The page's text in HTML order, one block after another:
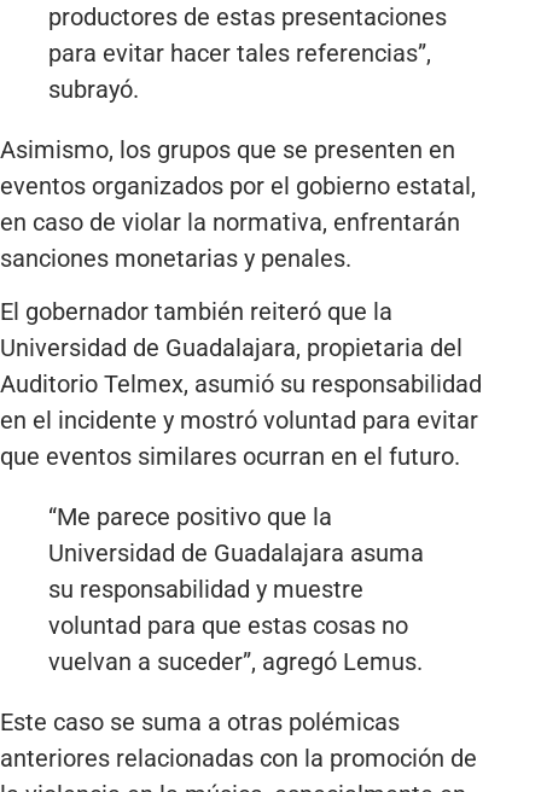
productores de estas presentaciones
para evitar hacer tales referencias”,
subrayó.
Asimismo, los grupos que se presenten en
eventos organizados por el gobierno estatal,
en caso de violar la normativa, enfrentarán
sanciones monetarias y penales.
El gobernador también reiteró que la
Universidad de Guadalajara, propietaria del
Auditorio Telmex, asumió su responsabilidad
en el incidente y mostró voluntad para evitar
que eventos similares ocurran en el futuro.
“Me parece positivo que la
Universidad de Guadalajara asuma
su responsabilidad y muestre
voluntad para que estas cosas no
vuelvan a suceder”, agregó Lemus.
Este caso se suma a otras polémicas
anteriores relacionadas con la promoción de